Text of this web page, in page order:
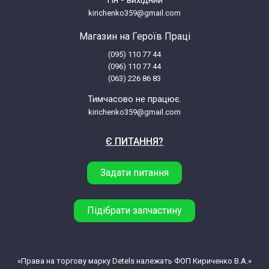
25676120000
Indesit Ariston K603M(W)/GR F023097
03230970100
Indesit Ariston K603M.C(W)/GR F029355
Indesit Ariston
K603M.C(W)/GR03293550100
kirichenko359@gmail.com
Магазин на Героїв Праці
(095) 110 77 44
(096) 110 77 44
(063) 226 86 83
Тимчасово не працює.
kirichenko359@gmail.com
Є ПИТАННЯ?
Задати питання
Підібрати запчастину
«Права на торгову марку Detels належать ФОП Кириченко В.А.»